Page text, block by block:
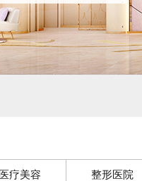
医疗美容 整形医院